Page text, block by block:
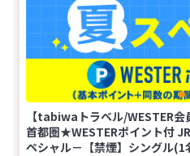
【tabiwaトラベル/WESTER
首都圏★WESTERポイント付
ペシャル－【禁煙】シングル(1